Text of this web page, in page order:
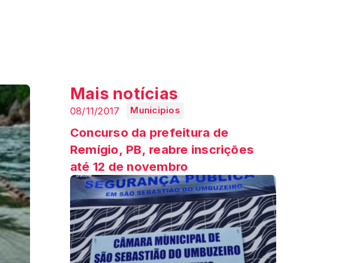
Mais notícias
Municipios
08/11/2017
Concurso da prefeitura de
Remígio, PB, reabre inscrições
até 12 de novembro